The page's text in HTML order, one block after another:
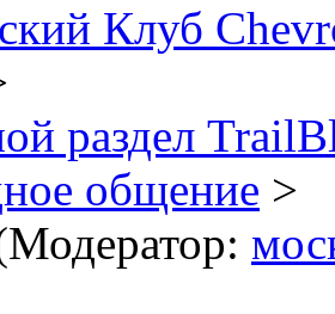
Клуб
раздел
общение >